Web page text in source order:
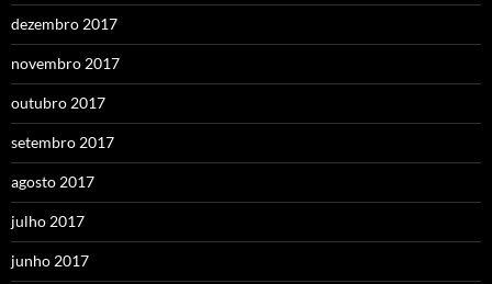
dezembro 2017
novembro 2017
outubro 2017
setembro 2017
agosto 2017
julho 2017
junho 2017